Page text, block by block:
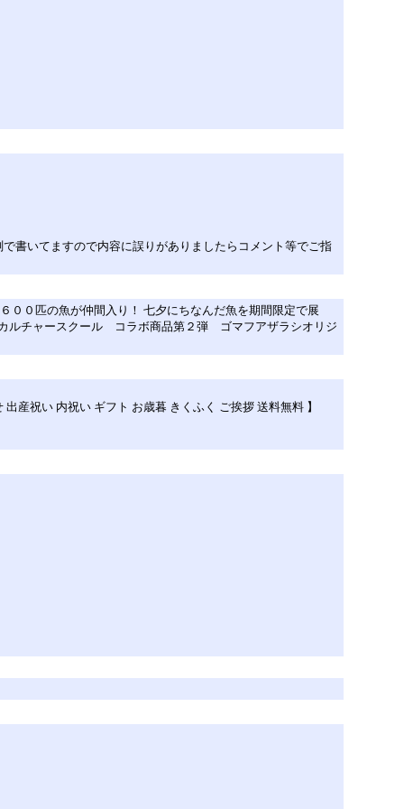
書いてますので内容に誤りがありましたらコメント等でご指
００匹の魚が仲間入り！ 七夕にちなんだ魚を期間限定で展
ルチャースクール コラボ商品第２弾 ゴマフアザラシオリジ
祝い 内祝い ギフト お歳暮 きくふく ご挨拶 送料無料 】